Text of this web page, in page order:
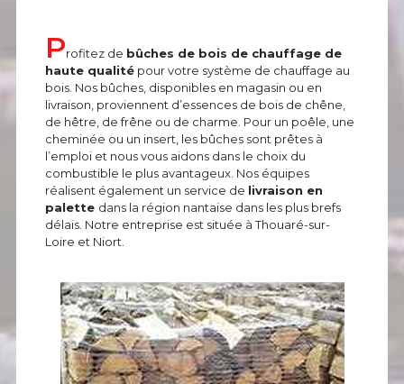
Profitez de bûches de bois de chauffage de
haute qualité pour votre système de chauffage au
bois. Nos bûches, disponibles en magasin ou en
livraison, proviennent d’essences de bois de chêne,
de hêtre, de frêne ou de charme. Pour un poêle, une
cheminée ou un insert, les bûches sont prêtes à
l’emploi et nous vous aidons dans le choix du
combustible le plus avantageux. Nos équipes
réalisent également un service de livraison en
palette dans la région nantaise dans les plus brefs
délais. Notre entreprise est située à Thouaré-sur-
Loire et Niort.